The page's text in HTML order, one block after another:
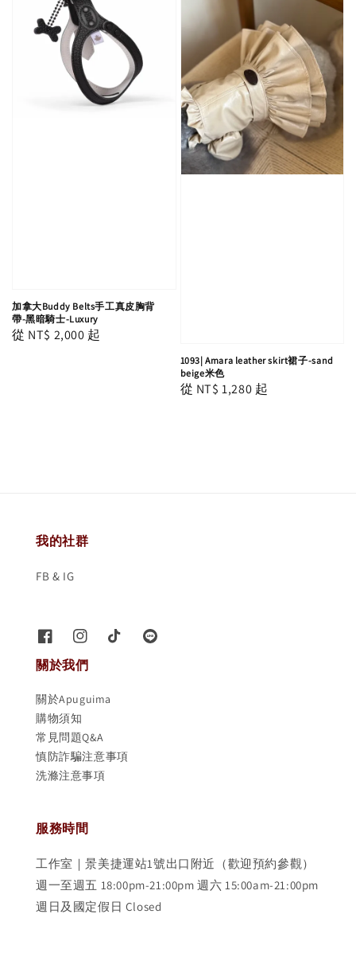
加拿大Buddy Belts手工真皮胸背
帶-黑暗騎士-Luxury
Regular
從 NT$ 2,000 起
1093| Amara leather skirt裙子-sand
beige米色
Regular
從 NT$ 1,280 起
我的社群
FB & IG
關於我們
關於Apuguima
購物須知
常見問題Q&A
慎防詐騙注意事項
洗滌注意事項
服務時間
工作室｜景美捷運站1號出口附近（歡迎預約參觀）
週一至週五 18:00pm-21:00pm 週六 15:00am-21:00pm
週日及國定假日 Closed